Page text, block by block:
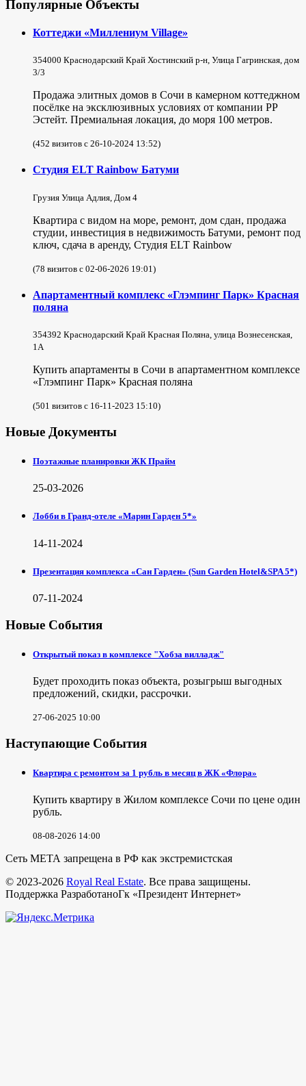
Популярные Объекты
Коттеджи «Миллениум Village»
354000 Краснодарский Край Хостинский р-н, Улица Гагринская, дом
3/3
Продажа элитных домов в Сочи в камерном коттеджном
посёлке на эксклюзивных условиях от компании РР
Эстейт. Премиальная локация, до моря 100 метров.
(452 визитов с 26-10-2024 13:52)
Студия ELT Rainbow Батуми
Грузия Улица Адлия, Дом 4
Квартира с видом на море, ремонт, дом сдан, продажа
студии, инвестиция в недвижимость Батуми, ремонт под
ключ, сдача в аренду, Студия ELT Rainbow
(78 визитов с 02-06-2026 19:01)
Апартаментный комплекс «Глэмпинг Парк» Красная
поляна
354392 Краснодарский Край Красная Поляна, улица Вознесенская,
1А
Купить апартаменты в Сочи в апартаментном комплексе
«Глэмпинг Парк» Красная поляна
(501 визитов с 16-11-2023 15:10)
Новые Документы
Поэтажные планировки ЖК Прайм
25-03-2026
Лобби в Гранд-отеле «Марин Гарден 5*»
14-11-2024
Презентация комплекса «Сан Гарден» (Sun Garden Hotel&SPA 5*)
07-11-2024
Новые События
Открытый показ в комплексе "Хобза вилладж"
Будет проходить показ объекта, розыгрыш выгодных
предложений, скидки, рассрочки.
27-06-2025 10:00
Наступающие События
Квартира с ремонтом за 1 рубль в месяц в ЖК «Флора»
Купить квартиру в Жилом комплексе Сочи по цене один
рубль.
08-08-2026 14:00
Сеть МЕТА запрещена в РФ как экстремистская
© 2023-2026 Royal Real Estate. Все права защищены.
Поддержка РазработаноГк «Президент Интернет»